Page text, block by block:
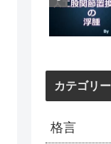
カテゴリー
格言